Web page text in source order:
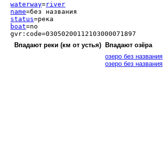
waterway=river
name=без названия
status=река
boat=no
gvr:code=03050200112103000071897
Впадают реки (км от устья)
Впадают озёра
озеро без названия
озеро без названия